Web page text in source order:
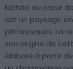
Nichée au cœur
est un paysage
pittoresques. La
son origine de
élaboré à partir